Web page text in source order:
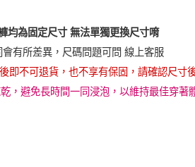
均為固定尺寸 無法單獨更換尺寸唷
有所差異，尺碼問題可問 線上客服
即不可退貨，也不享有保固，請確認尺寸
，避免長時間一同浸泡，以維持最佳穿著